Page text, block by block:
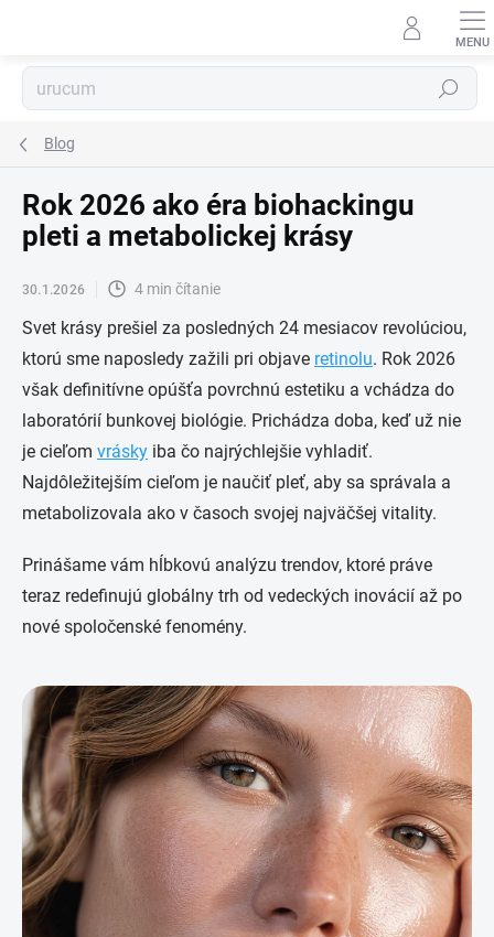
Hľadať
Blog
Rok 2026 ako éra biohackingu
pleti a metabolickej krásy
30.1.2026 4 min čítanie
Svet krásy prešiel za posledných 24 mesiacov revolúciou,
ktorú sme naposledy zažili pri objave retinolu. Rok 2026
však definitívne opúšťa povrchnú estetiku a vchádza do
laboratórií bunkovej biológie. Prichádza doba, keď už nie
je cieľom vrásky iba čo najrýchlejšie vyhladiť.
Najdôležitejším cieľom je naučiť pleť, aby sa správala a
metabolizovala ako v časoch svojej najväčšej vitality.
Prinášame vám hĺbkovú analýzu trendov, ktoré práve
teraz redefinujú globálny trh od vedeckých inovácií až po
nové spoločenské fenomény.